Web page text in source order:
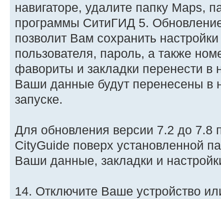
навигаторе, удалите папку Maps,
программы СитиГИД 5.
позволит Вам сохранить
пользователя, пароль, а также
фавориты и закладки перенести
Ваши данные будут перенесены в
запуске.
Для обновления версии 7.2 до 7.8
CityGuide поверх установленной
Ваши данные, закладки и
14. Отключите Ваше устройство